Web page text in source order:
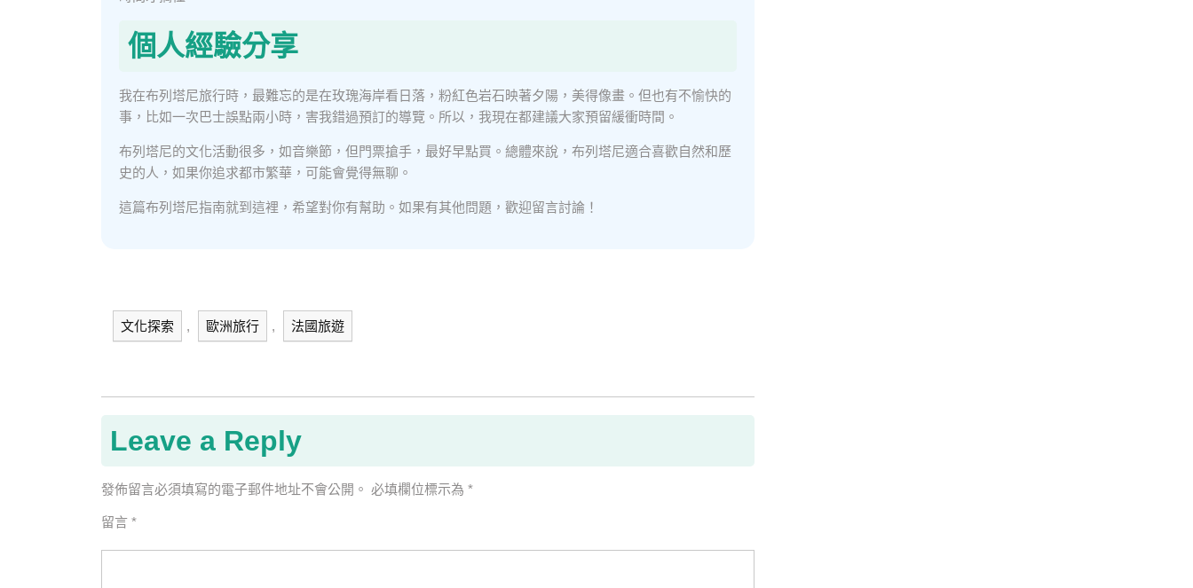
個人經驗分享
我在布列塔尼旅行時，最難忘的是在玫瑰海岸看日落，粉紅色岩石映著夕陽，美得像畫。但也有不愉快的
事，比如一次巴士誤點兩小時，害我錯過預訂的導覽。所以，我現在都建議大家預留緩衝時間。
布列塔尼的文化活動很多，如音樂節，但門票搶手，最好早點買。總體來說，布列塔尼適合喜歡自然和歷
史的人，如果你追求都市繁華，可能會覺得無聊。
這篇布列塔尼指南就到這裡，希望對你有幫助。如果有其他問題，歡迎留言討論！
文化探索 , 歐洲旅行 , 法國旅遊
Leave a Reply
發佈留言必須填寫的電子郵件地址不會公開。 必填欄位標示為 *
留言 *